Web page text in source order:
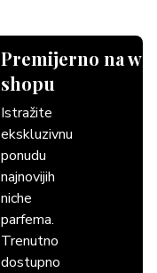
Premijerno na
shopu
Istražite
ekskluzivnu
ponudu
najnovijih
niche
parfema.
Trenutno
dostupno